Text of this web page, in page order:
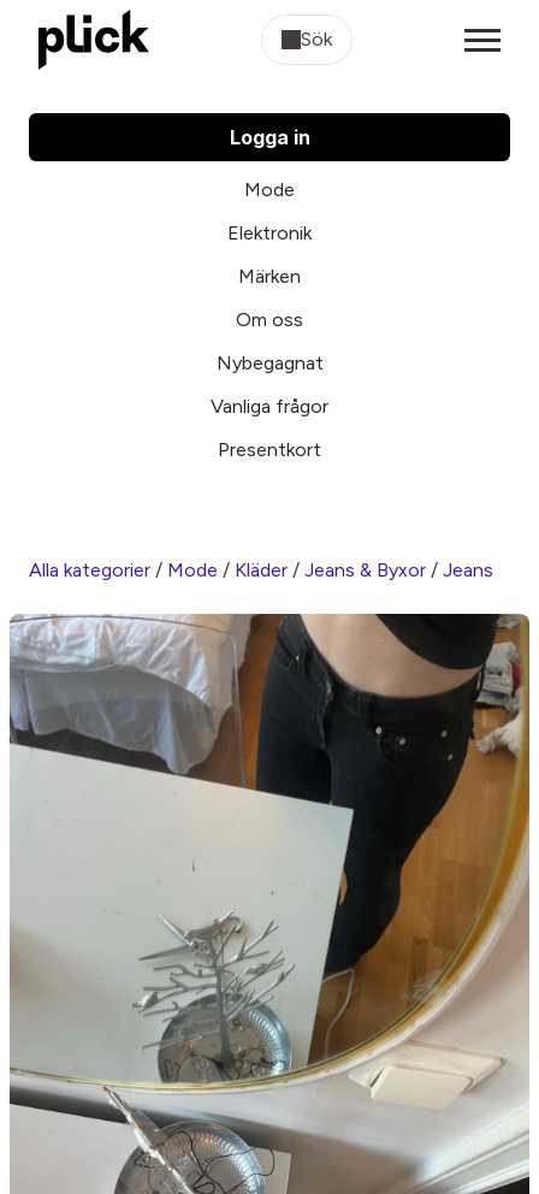
Sök
Logga in
Mode
Elektronik
Märken
Om oss
Nybegagnat
Vanliga frågor
Presentkort
Alla kategorier / Mode / Kläder / Jeans & Byxor / Jeans